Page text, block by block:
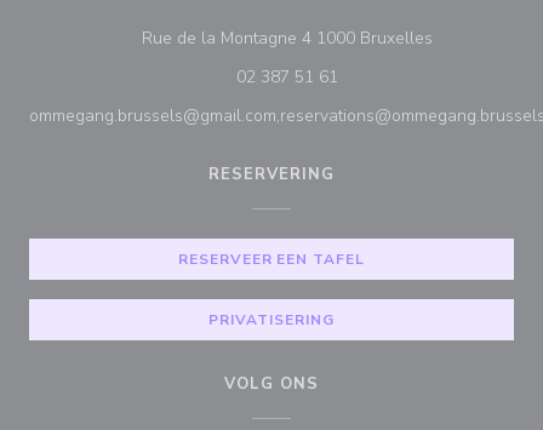
Rue de la Montagne 4 1000 Bruxelles
02 387 51 61
RESERVERING
RESERVEER EEN TAFEL
PRIVATISERING
VOLG ONS